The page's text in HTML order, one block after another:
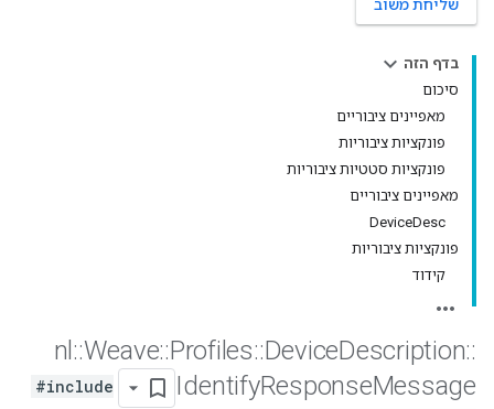
שליחת משוב
בדף הזה
סיכום
מאפיינים ציבוריים
פונקציות ציבוריות
פונקציות סטטיות ציבוריות
מאפיינים ציבוריים
DeviceDesc
פונקציות ציבוריות
קידוד
nl ::Weave::Profiles::DeviceDescription::
IdentifyResponseMessage
#include